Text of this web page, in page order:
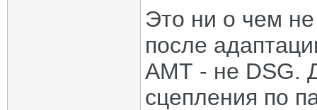
Это ни о чем не
после
АМТ - не DSG.
сцепления по